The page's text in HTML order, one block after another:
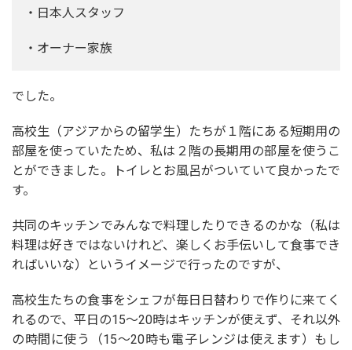
・日本人スタッフ
・オーナー家族
でした。
高校生（アジアからの留学生）たちが１階にある短期用の
部屋を使っていたため、私は２階の長期用の部屋を使うこ
とができました。トイレとお風呂がついていて良かったで
す。
共同のキッチンでみんなで料理したりできるのかな（私は
料理は好きではないけれど、楽しくお手伝いして食事でき
ればいいな）というイメージで行ったのですが、
高校生たちの食事をシェフが毎日日替わりで作りに来てく
れるので、平日の15～20時はキッチンが使えず、それ以外
の時間に使う（15～20時も電子レンジは使えます）もし